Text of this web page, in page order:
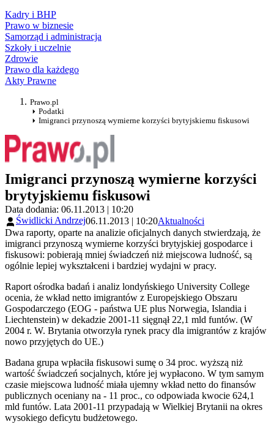
Kadry i BHP
Prawo w biznesie
Samorząd i administracja
Szkoły i uczelnie
Zdrowie
Prawo dla każdego
Akty Prawne
Prawo.pl
Podatki
Imigranci przynoszą wymierne korzyści brytyjskiemu fiskusowi
Imigranci przynoszą wymierne korzyści
brytyjskiemu fiskusowi
Data dodania: 06.11.2013 | 10:20
Świdlicki Andrzej06.11.2013 | 10:20Aktualności
Dwa raporty, oparte na analizie oficjalnych danych stwierdzają, że
imigranci przynoszą wymierne korzyści brytyjskiej gospodarce i
fiskusowi: pobierają mniej świadczeń niż miejscowa ludność, są
ogólnie lepiej wykształceni i bardziej wydajni w pracy.
Raport ośrodka badań i analiz londyńskiego University College
ocenia, że wkład netto imigrantów z Europejskiego Obszaru
Gospodarczego (EOG - państwa UE plus Norwegia, Islandia i
Liechtenstein) w dekadzie 2001-11 sięgnął 22,1 mld funtów. (W
2004 r. W. Brytania otworzyła rynek pracy dla imigrantów z krajów
nowo przyjętych do UE.)
Badana grupa wpłaciła fiskusowi sumę o 34 proc. wyższą niż
wartość świadczeń socjalnych, które jej wypłacono. W tym samym
czasie miejscowa ludność miała ujemny wkład netto do finansów
publicznych oceniany na - 11 proc., co odpowiada kwocie 624,1
mld funtów. Lata 2001-11 przypadają w Wielkiej Brytanii na okres
wysokiego deficytu budżetowego.